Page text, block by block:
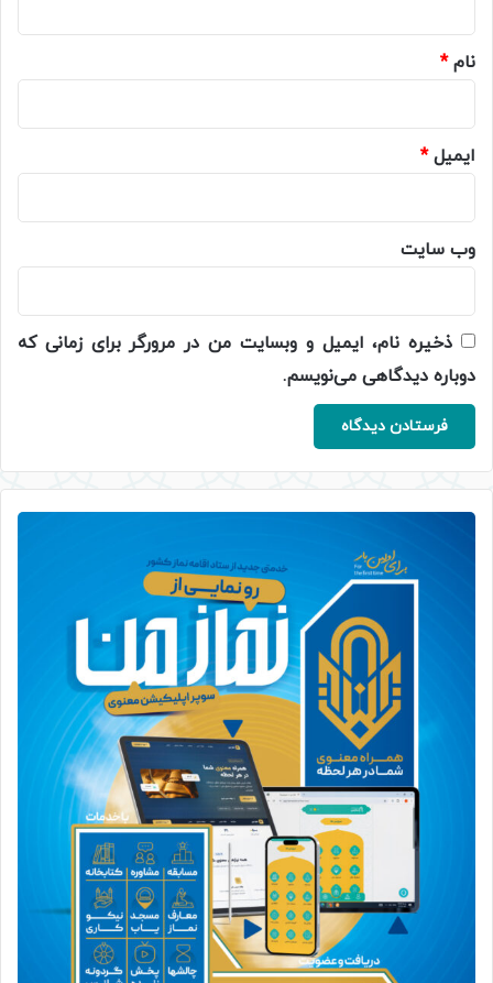
نام*
ایمیل*
وب‌ سایت
ذخیره نام، ایمیل و وبسایت من در مرورگر برای زمانی که
دوباره دیدگاهی می‌نویسم.